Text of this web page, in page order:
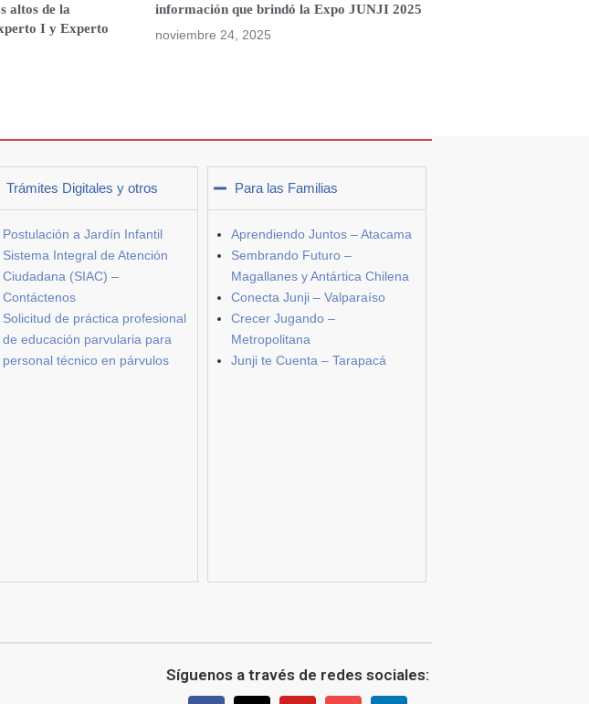
altos de la
I y Experto
información que brindó la Expo JUNJI 2025
noviembre 24, 2025
Trámites Digitales y otros
Postulación a Jardín Infantil
Sistema Integral de Atención
Ciudadana (SIAC) –
Contáctenos
Solicitud de práctica profesional
de educación parvularia para
personal técnico en párvulos
Para las Familias
Aprendiendo Juntos – Atacama
Sembrando Futuro –
Magallanes y Antártica Chilena
Conecta Junji – Valparaíso
Crecer Jugando –
Metropolitana
Junji te Cuenta – Tarapacá
Síguenos a través de redes sociales: